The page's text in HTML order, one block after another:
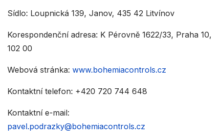
Sídlo: Loupnická 139, Janov, 435 42 Litvínov
Korespondenční adresa: K Pérovně 1622/33, Praha 10,
102 00
Webová stránka: www.bohemiacontrols.cz
Kontaktní telefon: +420 720 744 648
Kontaktní e-mail:
pavel.podrazky@bohemiacontrols.cz